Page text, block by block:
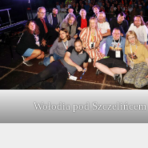
Wołodia pod Szczelińcem